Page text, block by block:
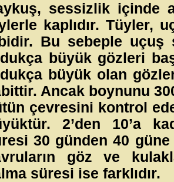
sessizlik içinde
kaplıdır. Tüyler,
Bu sebeple uçuş
büyük gözleri
büyük olan
Ancak boynunu
çevresini kontrol
2’den 10’a
30 günden 40 güne
göz ve
süresi ise farklıdır.